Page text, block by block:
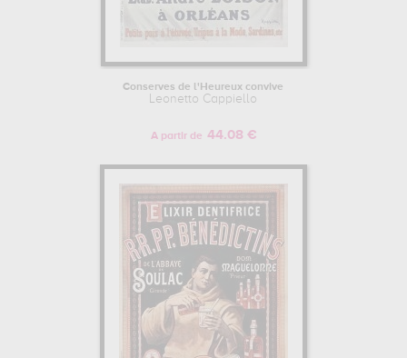
Conserves de l'Heureux convive
Leonetto Cappiello
A partir de 44.08 €